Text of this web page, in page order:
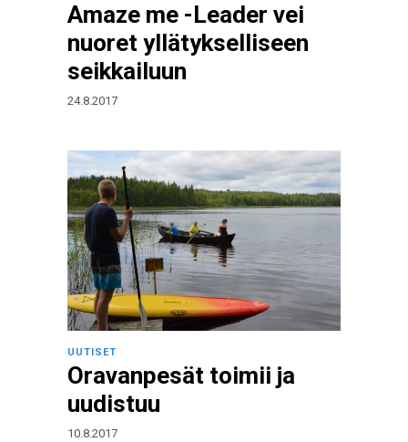
Amaze me -Leader vei
nuoret yllätykselliseen
seikkailuun
24.8.2017
UUTISET
Oravanpesät toimii ja
uudistuu
10.8.2017